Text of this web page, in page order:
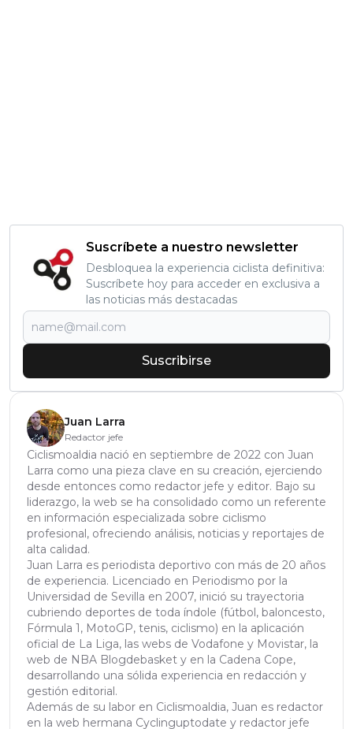
Suscríbete a nuestro newsletter
Desbloquea la experiencia ciclista definitiva:
Suscríbete hoy para acceder en exclusiva a
las noticias más destacadas
Suscribirse
Juan Larra
Redactor jefe
Ciclismoaldia nació en septiembre de 2022 con Juan
Larra como una pieza clave en su creación, ejerciendo
desde entonces como redactor jefe y editor. Bajo su
liderazgo, la web se ha consolidado como un referente
en información especializada sobre ciclismo
profesional, ofreciendo análisis, noticias y reportajes de
alta calidad.
Juan Larra es periodista deportivo con más de 20 años
de experiencia. Licenciado en Periodismo por la
Universidad de Sevilla en 2007, inició su trayectoria
cubriendo deportes de toda índole (fútbol, baloncesto,
Fórmula 1, MotoGP, tenis, ciclismo) en la aplicación
oficial de La Liga, las webs de Vodafone y Movistar, la
web de NBA Blogdebasket y en la Cadena Cope,
desarrollando una sólida experiencia en redacción y
gestión editorial.
Además de su labor en Ciclismoaldia, Juan es redactor
en la web hermana Cyclinguptodate y redactor jefe